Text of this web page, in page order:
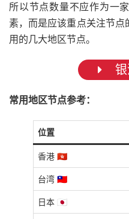
所以节点数量不应作为一
素，而是应该重点关注节
用的几大地区节点。
常用地区节点参考：
位置
香港 🇭🇰
台湾 🇹🇼
日本 🇯🇵